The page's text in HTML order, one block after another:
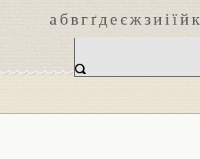
абвгґдеєжзиіїйк